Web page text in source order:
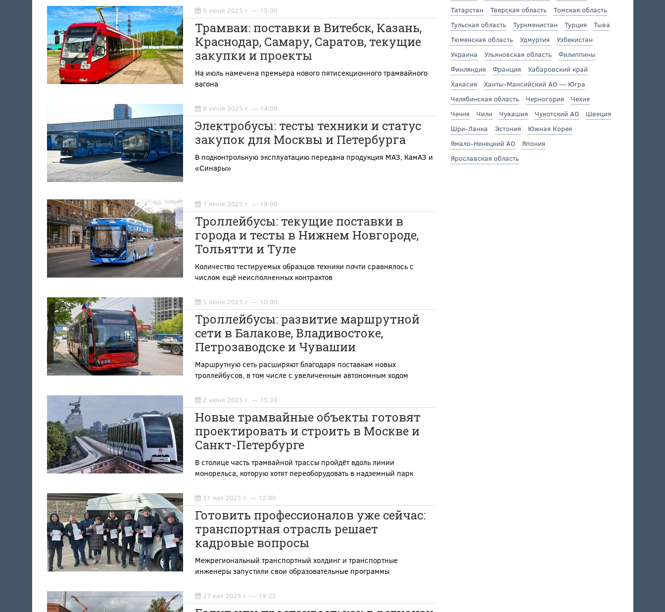
9 июня 2025 г. — 15:00
Трамваи: поставки в Витебск, Казань,
Краснодар, Самару, Саратов, текущие
закупки и проекты
На июль намечена премьера нового пятисекционного трамвайного
вагона
8 июня 2025 г. — 14:00
Электробусы: тесты техники и статус
закупок для Москвы и Петербурга
В подконтрольную эксплуатацию передана продукция МАЗ, КамАЗ и
«Синары»
7 июня 2025 г. — 19:00
Троллейбусы: текущие поставки в
города и тесты в Нижнем Новгороде,
Тольятти и Туле
Количество тестируемых образцов техники почти сравнялось с
числом ещё неисполненных контрактов
5 июня 2025 г. — 10:00
Троллейбусы: развитие маршрутной
сети в Балакове, Владивостоке,
Петрозаводске и Чувашии
Маршрутную сеть расширяют благодаря поставкам новых
троллейбусов, в том числе с увеличенным автономным ходом
2 июня 2025 г. — 15:30
Новые трамвайные объекты готовят
проектировать и строить в Москве и
Санкт-Петербурге
В столице часть трамвайной трассы пройдёт вдоль линии
монорельса, которую хотят переоборудовать в надземный парк
31 мая 2025 г. — 12:00
Готовить профессионалов уже сейчас:
транспортная отрасль решает
кадровые вопросы
Межрегиональный транспортный холдинг и транспортные
инженеры запустили свои образовательные программы
27 мая 2025 г. — 19:25
Татарстан
Тверская область
Томская область
Тульская область
Туркменистан Турция
Тыва
Тюменская область
Удмуртия
Узбекистан
Украина
Ульяновская область
Филиппины
Финляндия
Франция
Хабаровский край
Хакасия
Ханты-Мансийский АО — Югра
Челябинская область
Черногория
Чехия
Чечня
Чили Чувашия Чукотский АО
Швеция
Шри-Ланка
Эстония
Южная Корея
Ямало-Ненецкий АО
Япония
Ярославская область